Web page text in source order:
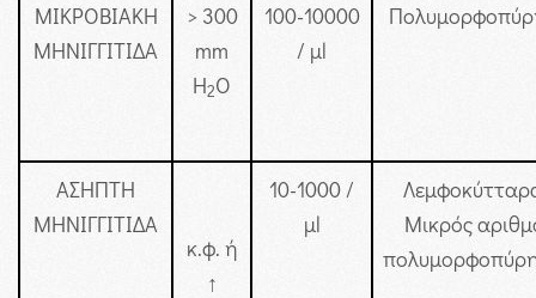
ΜΙΚΡΟΒΙΑΚΗ
ΜΗΝΙΓΓΙΤΙΔΑ
> 300
mm
H2O
100-10000
/ μl
ΑΣΗΠΤΗ
ΜΗΝΙΓΓΙΤΙΔΑ
κ.φ. ή
↑
10-1000 /
μl
Μικρός